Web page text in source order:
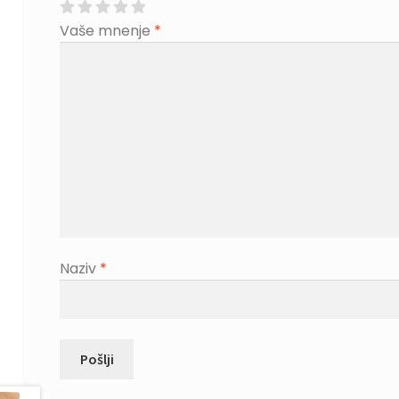
Vaše mnenje *
Naziv *